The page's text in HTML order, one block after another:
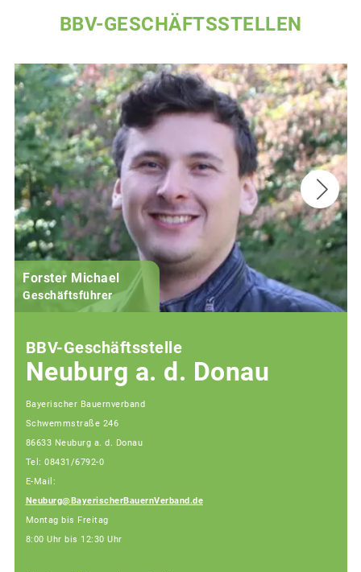
BBV-GESCHÄFTSSTELLEN
Forster Michael
Geschäftsführer
BBV-Geschäftsstelle
Neuburg a. d. Donau
Bayerischer Bauernverband
Schwemmstraße 246
86633 Neuburg a. d. Donau
Tel: 08431/6792-0
E-Mail:
Neuburg@BayerischerBauernVerband.de
Montag bis Freitag
8:00 Uhr bis 12:30 Uhr